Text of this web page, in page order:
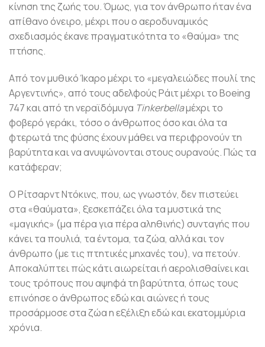
κίνηση της ζωής του. Όμως, για τον άνθρωπο ήταν ένα
απίθανο όνειρο, μέχρι που ο αεροδυναμικός
σχεδιασμός έκανε πραγματικότητα το «θαύμα» της
πτήσης.
Από τον μυθικό Ίκαρο μέχρι το «μεγαλειώδες πουλί της
Αργεντινής», από τους αδελφούς Ράιτ μέχρι το Boeing
747 και από τη νεραϊδόμυγα Tinkerbellaμέχρι το
φοβερό γεράκι, τόσο ο άνθρωπος όσο και όλα τα
φτερωτά της φύσης έχουν μάθει να περιφρονούν τη
βαρύτητα και να ανυψώνονται στους ουρανούς. Πώς τα
κατάφεραν;
Ο Ρίτσαρντ Ντόκινς, που, ως γνωστόν, δεν πιστεύει
στα «θαύματα», ξεσκεπάζει όλα τα μυστικά της
«μαγικής» (μα πέρα για πέρα αληθινής) συνταγής που
κάνει τα πουλιά, τα έντομα, τα ζώα, αλλά και τον
άνθρωπο (με τις πτητικές μηχανές του), να πετούν.
Αποκαλύπτει πώς κάτι αιωρείται ή αερολισθαίνει και
τους τρόπους που αψηφά τη βαρύτητα, όπως τους
επινόησε ο άνθρωπος εδώ και αιώνες ή τους
προσάρμοσε στα ζώα η εξέλιξη εδώ και εκατομμύρια
χρόνια.